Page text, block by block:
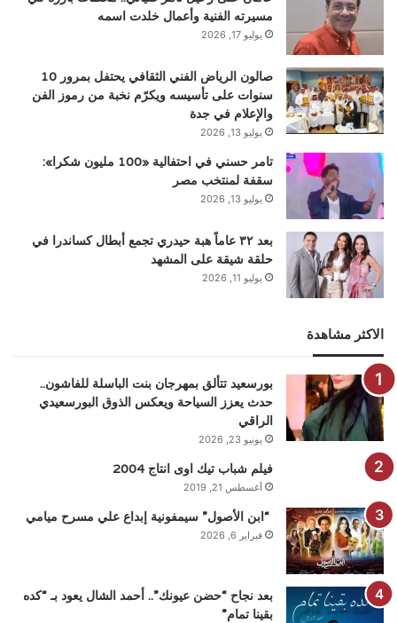
مسيرته الفنية وأعمال خلدت اسمه
يوليو 17, 2026
صالون الرياض الفني الثقافي يحتفل بمرور 10
سنوات على تأسيسه ويكرّم نخبة من رموز الفن
والإعلام في جدة
يوليو 13, 2026
تامر حسني في احتفالية «100 مليون شكرا»:
سقفة لمنتخب مصر
يوليو 13, 2026
بعد ٣٢ عاماً هبة حيدري تجمع أبطال كساندرا في
حلقة شيقة على المشهد
يوليو 11, 2026
الاكثر مشاهدة
بورسعيد تتألق بمهرجان بنت الباسلة للفاشون..
حدث يعزز السياحة ويعكس الذوق البورسعيدي
الراقي
يونيو 23, 2026
فيلم شباب تيك اوى انتاج 2004
أغسطس 21, 2019
“ابن الأصول” سيمفونية إبداع علي مسرح ميامي
فبراير 6, 2026
بعد نجاح “حضن عيونك”.. أحمد الشال يعود بـ “كده
بقينا تمام”